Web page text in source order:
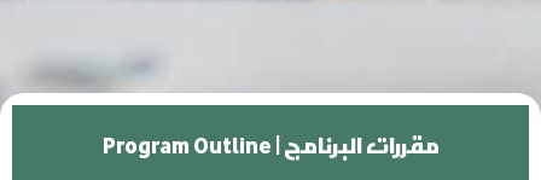
Program Outline | مقررات البرنامج